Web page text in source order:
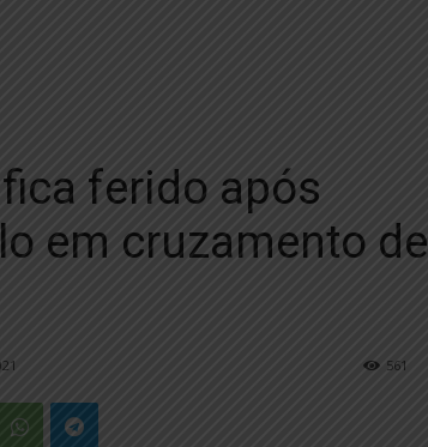
ferido após
em cruzamento de
561